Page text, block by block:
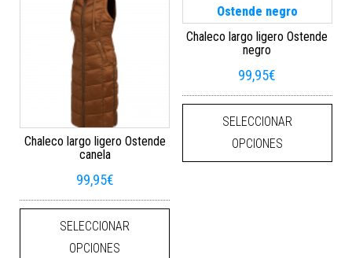
Chaleco largo ligero Ostende
canela
99,95€
SELECCIONAR
OPCIONES
Este producto tiene múltiples
Chaleco largo ligero Ostende
negro
99,95€
SELECCIONAR
OPCIONES